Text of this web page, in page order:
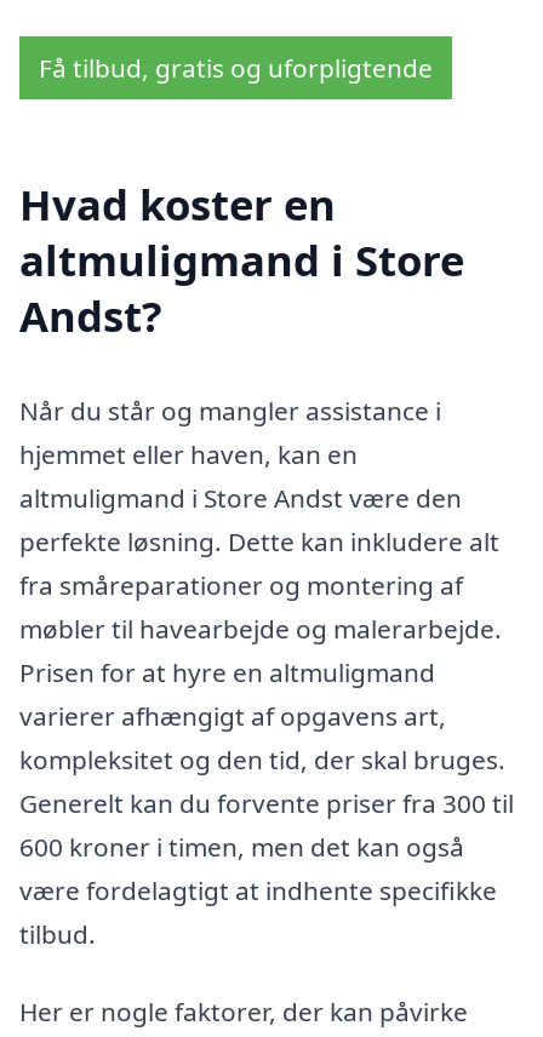
Få tilbud, gratis og uforpligtende
Hvad koster en
altmuligmand i Store
Andst?
Når du står og mangler assistance i
hjemmet eller haven, kan en
altmuligmand i Store Andst være den
perfekte løsning. Dette kan inkludere alt
fra småreparationer og montering af
møbler til havearbejde og malerarbejde.
Prisen for at hyre en altmuligmand
varierer afhængigt af opgavens art,
kompleksitet og den tid, der skal bruges.
Generelt kan du forvente priser fra 300 til
600 kroner i timen, men det kan også
være fordelagtigt at indhente specifikke
tilbud.
Her er nogle faktorer, der kan påvirke